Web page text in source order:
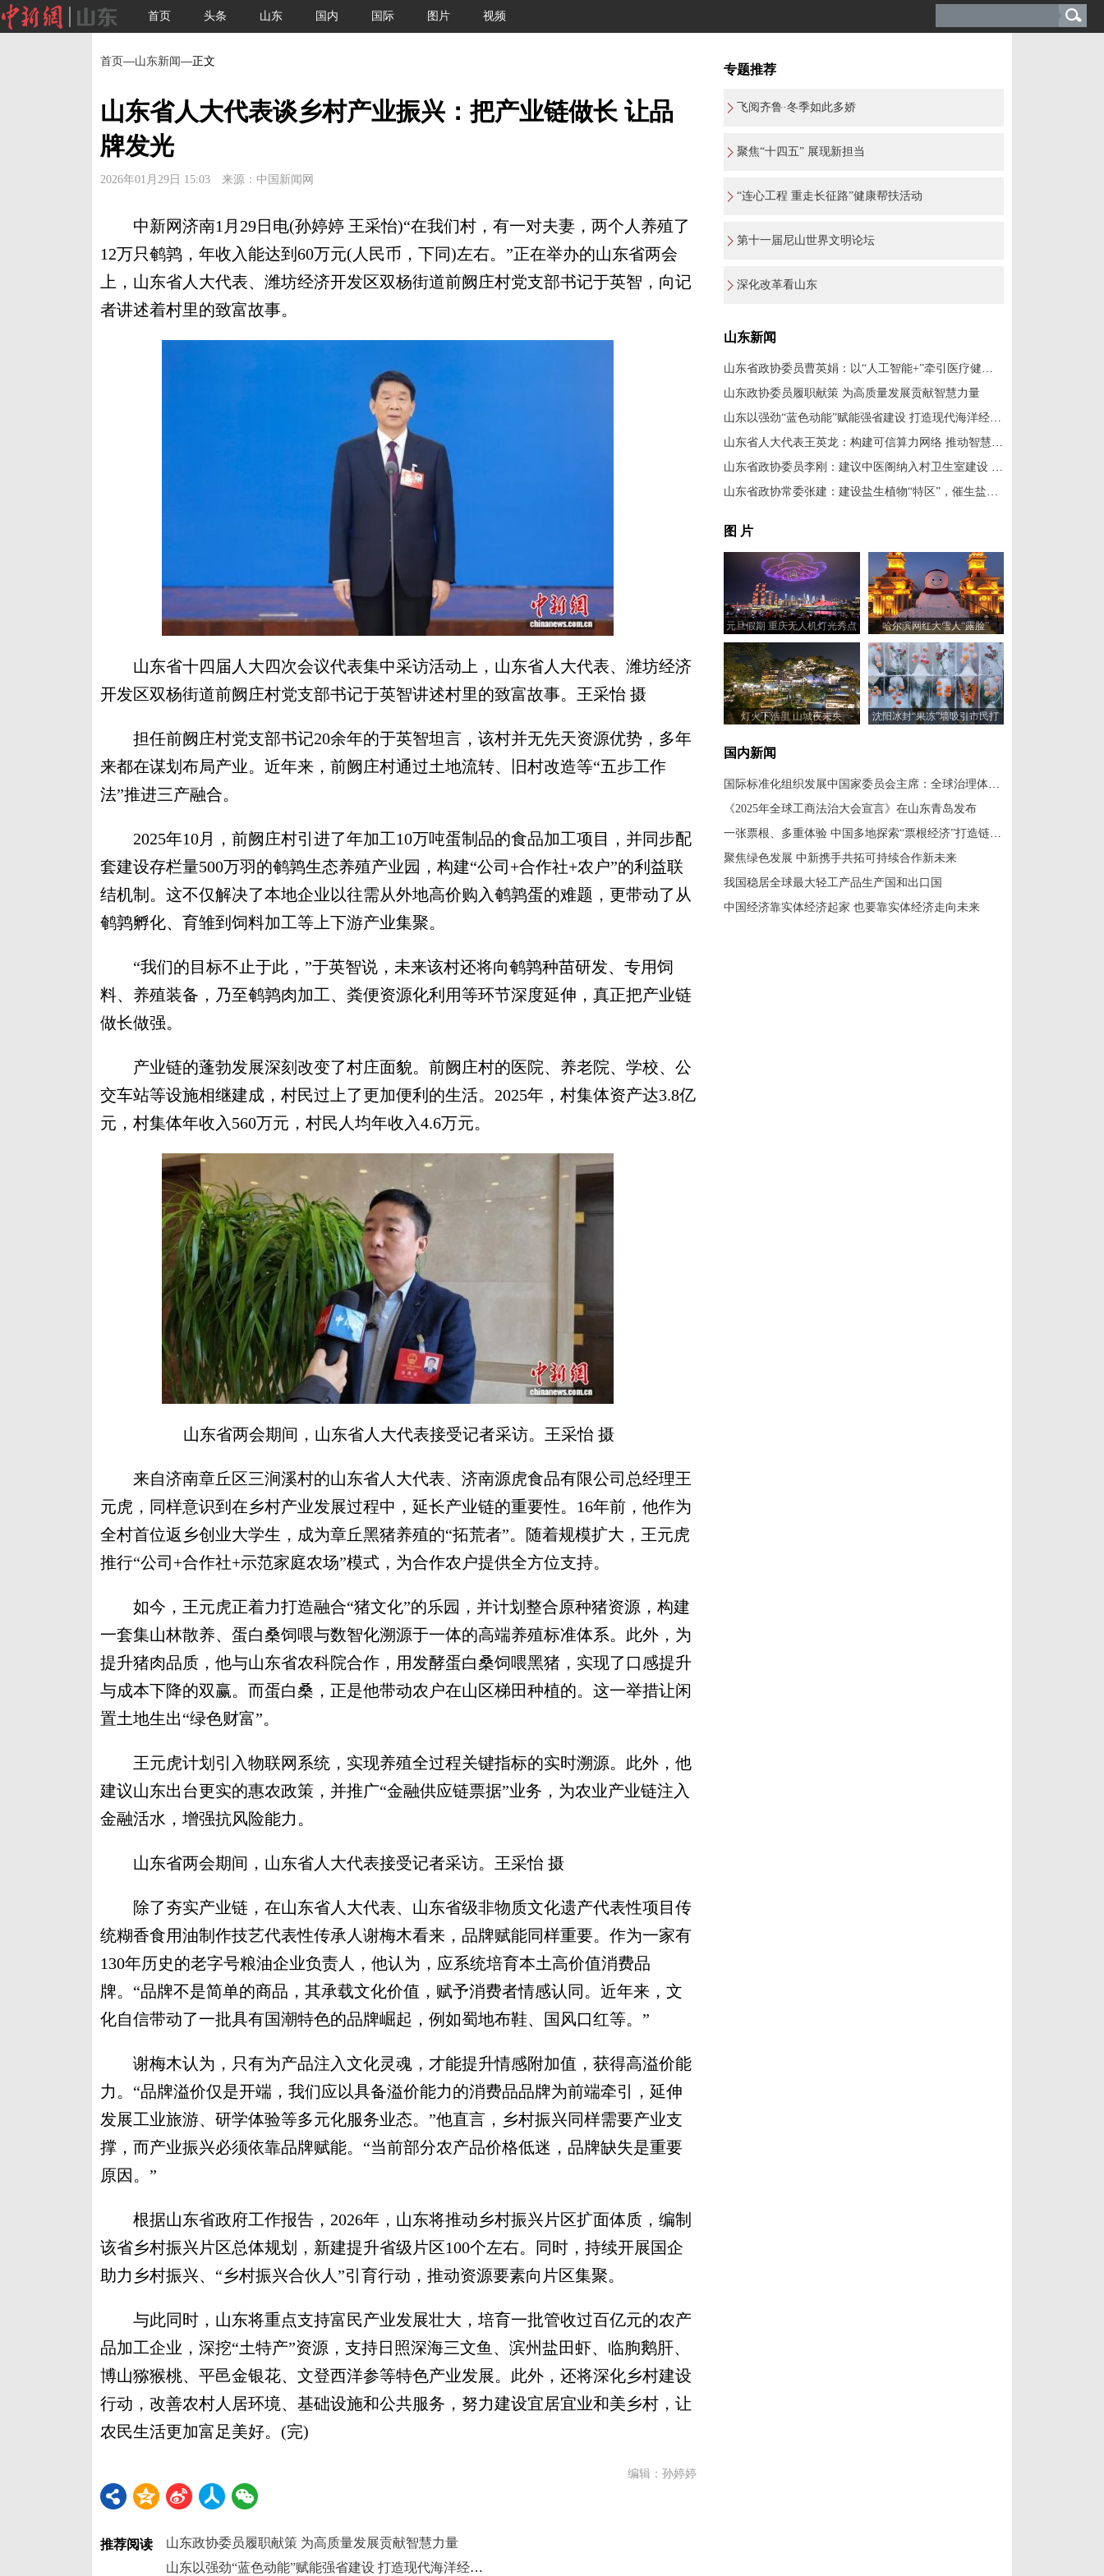
首页 头条 山东 国内 国际 图片 视频
首页—山东新闻—正文
山东省人大代表谈乡村产业振兴：把产业链做长 让品
牌发光
2026年01月29日 15:03 来源：中国新闻网
中新网济南1月29日电(孙婷婷 王采怡)“在我们村，有一对夫妻，两个人养殖了
12万只鹌鹑，年收入能达到60万元(人民币，下同)左右。”正在举办的山东省两会
上，山东省人大代表、潍坊经济开发区双杨街道前阙庄村党支部书记于英智，向记
者讲述着村里的致富故事。
山东省十四届人大四次会议代表集中采访活动上，山东省人大代表、潍坊经济
开发区双杨街道前阙庄村党支部书记于英智讲述村里的致富故事。王采怡 摄
担任前阙庄村党支部书记20余年的于英智坦言，该村并无先天资源优势，多年
来都在谋划布局产业。近年来，前阙庄村通过土地流转、旧村改造等“五步工作
法”推进三产融合。
2025年10月，前阙庄村引进了年加工10万吨蛋制品的食品加工项目，并同步配
套建设存栏量500万羽的鹌鹑生态养殖产业园，构建“公司+合作社+农户”的利益联
结机制。这不仅解决了本地企业以往需从外地高价购入鹌鹑蛋的难题，更带动了从
鹌鹑孵化、育雏到饲料加工等上下游产业集聚。
“我们的目标不止于此，”于英智说，未来该村还将向鹌鹑种苗研发、专用饲
料、养殖装备，乃至鹌鹑肉加工、粪便资源化利用等环节深度延伸，真正把产业链
做长做强。
产业链的蓬勃发展深刻改变了村庄面貌。前阙庄村的医院、养老院、学校、公
交车站等设施相继建成，村民过上了更加便利的生活。2025年，村集体资产达3.8亿
元，村集体年收入560万元，村民人均年收入4.6万元。
山东省两会期间，山东省人大代表接受记者采访。王采怡 摄
来自济南章丘区三涧溪村的山东省人大代表、济南源虎食品有限公司总经理王
元虎，同样意识到在乡村产业发展过程中，延长产业链的重要性。16年前，他作为
全村首位返乡创业大学生，成为章丘黑猪养殖的“拓荒者”。随着规模扩大，王元虎
推行“公司+合作社+示范家庭农场”模式，为合作农户提供全方位支持。
如今，王元虎正着力打造融合“猪文化”的乐园，并计划整合原种猪资源，构建
一套集山林散养、蛋白桑饲喂与数智化溯源于一体的高端养殖标准体系。此外，为
提升猪肉品质，他与山东省农科院合作，用发酵蛋白桑饲喂黑猪，实现了口感提升
与成本下降的双赢。而蛋白桑，正是他带动农户在山区梯田种植的。这一举措让闲
置土地生出“绿色财富”。
王元虎计划引入物联网系统，实现养殖全过程关键指标的实时溯源。此外，他
建议山东出台更实的惠农政策，并推广“金融供应链票据”业务，为农业产业链注入
金融活水，增强抗风险能力。
山东省两会期间，山东省人大代表接受记者采访。王采怡 摄
除了夯实产业链，在山东省人大代表、山东省级非物质文化遗产代表性项目传
统糊香食用油制作技艺代表性传承人谢梅木看来，品牌赋能同样重要。作为一家有
130年历史的老字号粮油企业负责人，他认为，应系统培育本土高价值消费品
牌。“品牌不是简单的商品，其承载文化价值，赋予消费者情感认同。近年来，文
化自信带动了一批具有国潮特色的品牌崛起，例如蜀地布鞋、国风口红等。”
谢梅木认为，只有为产品注入文化灵魂，才能提升情感附加值，获得高溢价能
力。“品牌溢价仅是开端，我们应以具备溢价能力的消费品品牌为前端牵引，延伸
发展工业旅游、研学体验等多元化服务业态。”他直言，乡村振兴同样需要产业支
撑，而产业振兴必须依靠品牌赋能。“当前部分农产品价格低迷，品牌缺失是重要
原因。”
根据山东省政府工作报告，2026年，山东将推动乡村振兴片区扩面体质，编制
该省乡村振兴片区总体规划，新建提升省级片区100个左右。同时，持续开展国企
助力乡村振兴、“乡村振兴合伙人”引育行动，推动资源要素向片区集聚。
与此同时，山东将重点支持富民产业发展壮大，培育一批管收过百亿元的农产
品加工企业，深挖“土特产”资源，支持日照深海三文鱼、滨州盐田虾、临朐鹅肝、
博山猕猴桃、平邑金银花、文登西洋参等特色产业发展。此外，还将深化乡村建设
行动，改善农村人居环境、基础设施和公共服务，努力建设宜居宜业和美乡村，让
农民生活更加富足美好。(完)
编辑：孙婷婷
推荐阅读
山东政协委员履职献策 为高质量发展贡献智慧力量
山东以强劲“蓝色动能”赋能强省建设 打造现代海洋经济发展高地
专题推荐
飞阅齐鲁·冬季如此多娇
聚焦“十四五” 展现新担当
“连心工程 重走长征路”健康帮扶活动
第十一届尼山世界文明论坛
深化改革看山东
山东新闻
山东省政协委员曹英娟：以“人工智能+”牵引医疗健康向高端服务升级
山东政协委员履职献策 为高质量发展贡献智慧力量
山东以强劲“蓝色动能”赋能强省建设 打造现代海洋经济发展高地
山东省人大代表王英龙：构建可信算力网络 推动智慧医疗产业发展
山东省政协委员李刚：建议中医阁纳入村卫生室建设 惠及基层民众
山东省政协常委张建：建设盐生植物“特区”，催生盐碱地新产业
图 片
元旦假期 重庆无人机灯光秀点
亮绚丽夜空
哈尔滨网红大雪人“露脸”
灯火下浩里 山城夜未央
沈阳冰封“果冻”墙吸引市民打
国内新闻
国际标准化组织发展中国家委员会主席：全球治理体系改革应共建共享
《2025年全球工商法治大会宣言》在山东青岛发布
一张票根、多重体验 中国多地探索“票根经济”打造链式消费新场景
聚焦绿色发展 中新携手共拓可持续合作新未来
我国稳居全球最大轻工产品生产国和出口国
中国经济靠实体经济起家 也要靠实体经济走向未来